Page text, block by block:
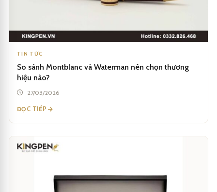
TIN TỨC
So sánh Montblanc và Waterman nên chọn thương
hiệu nào?
27/03/2026
ĐỌC TIẾP